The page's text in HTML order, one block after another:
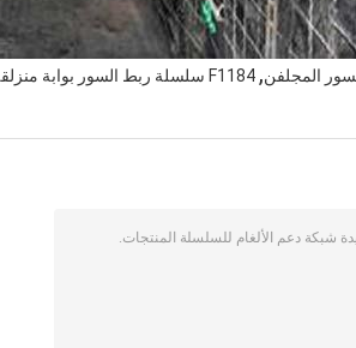
, F1184 سلسلة ربط السور بوابة منزلقة